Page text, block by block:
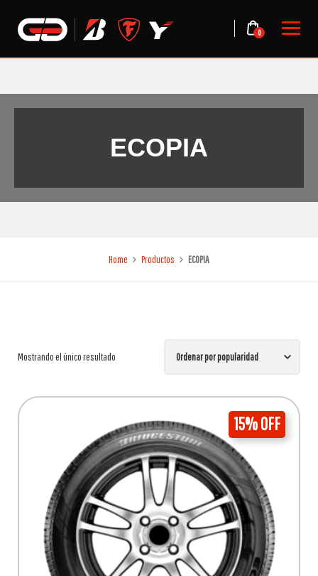
content
0
ECOPIA
Home Productos ECOPIA
Mostrando el único resultado
15% OFF